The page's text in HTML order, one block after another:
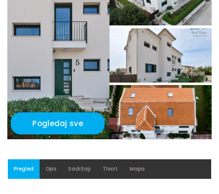
Pogledaj sve
Pregled Opis Sadržaji Tlocrt Mapa